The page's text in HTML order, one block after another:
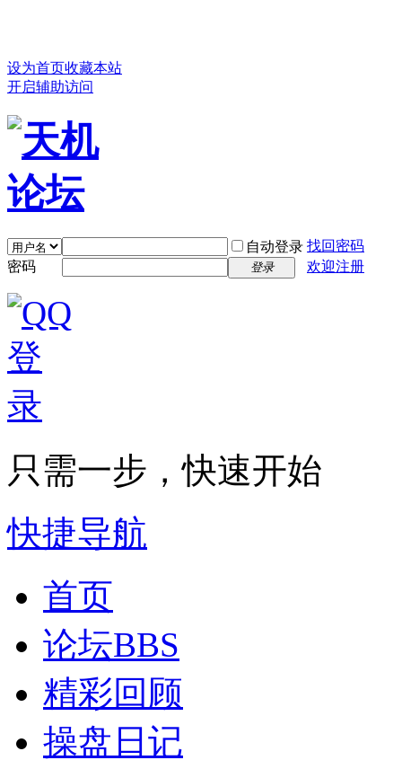
设为首页收藏本站
开启辅助访问
自动登录 找回密码
密码
登录 欢迎注册
只需一步，快速开始
快捷导航
首页
论坛BBS
精彩回顾
操盘日记